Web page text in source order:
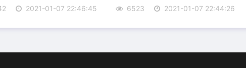
2021-01-07 22:46:45 6523 2021-01-07 22:44:26